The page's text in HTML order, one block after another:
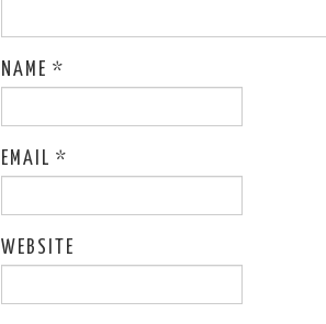
NAME *
EMAIL *
WEBSITE